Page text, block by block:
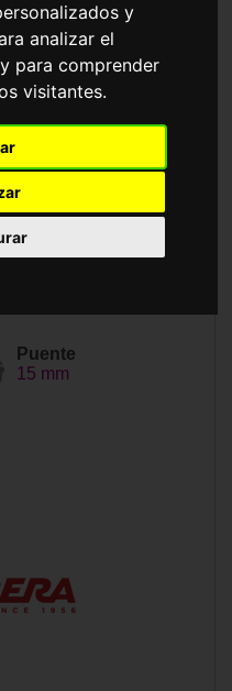
y
analizar el
para comprender
visitantes.
Puente
15 mm